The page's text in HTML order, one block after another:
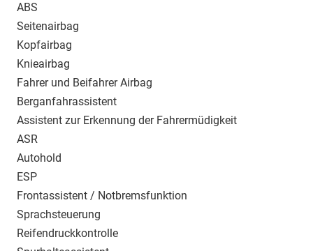
ABS
Seitenairbag
Kopfairbag
Knieairbag
Fahrer und Beifahrer Airbag
Berganfahrassistent
Assistent zur Erkennung der Fahrermüdigkeit
ASR
Autohold
ESP
Frontassistent / Notbremsfunktion
Sprachsteuerung
Reifendruckkontrolle